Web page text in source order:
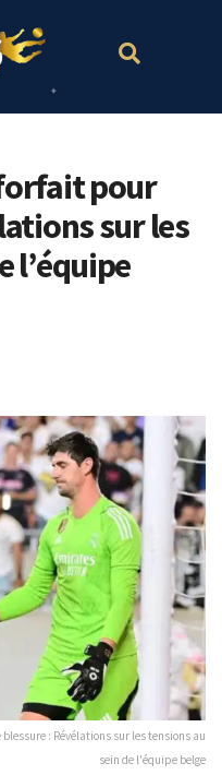
pour
sur les
l’équipe
: Révélations sur les tensions au
sein de l'équipe belge